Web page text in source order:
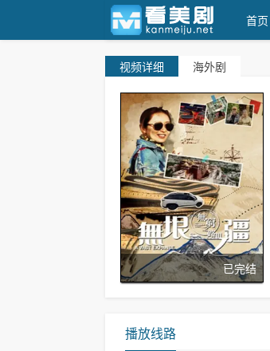
首页
视频详细 海外剧
已完结
播放线路